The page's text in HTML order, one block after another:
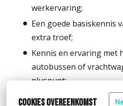
Cookies overeenkomst
werkervaring;
Een goede basiskennis
extra troef;
Kennis en ervaring met
autobussen of
pluspunt;
Enkel ervaring met